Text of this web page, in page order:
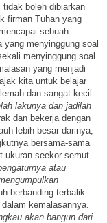
boleh dibiarkan
firman Tuhan yang
sebuah
menyinggung soal
menyinggung soal
yang menjadi
kita untuk belajar
dan sangat kecil
lakunya dan jadilah
dan bekerja dengan
lebih besar darinya,
bersama-sama
ukuran seekor semut.
atau
berbanding terbalik
kemalasannya.
akan bangun dari